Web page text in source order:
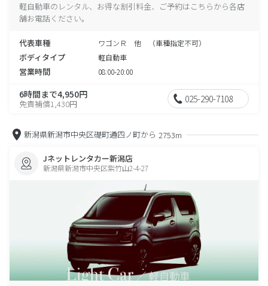
軽自動車のレンタル、お得な割引料金、ご予約はこちらから各店
舗お電話ください。
代表車種 ワゴンＲ 他 （車種指定不可）
ボディタイプ 軽自動車
営業時間 08:00-20:00
6時間まで4,950円
免責補償1,430円 025-290-7108
新潟県新潟市中央区礎町通四ノ町から 2753m
Jネットレンタカー新潟店
新潟県新潟市中央区紫竹山2-4-27